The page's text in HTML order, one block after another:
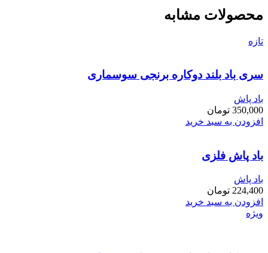
محصولات مشابه
تازه
سری باد بلند دوکاره برنجی سوسماری
باد پاش
350,000 تومان
افزودن به سبد خرید
باد پاش فلزی
باد پاش
224,400 تومان
افزودن به سبد خرید
ویژه